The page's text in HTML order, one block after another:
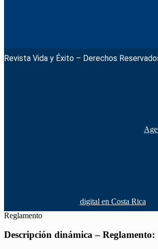
Revista Vida y Éxito – Derechos
digital en Costa Rica
Reglamento
Descripción dinámica – Reglamento: